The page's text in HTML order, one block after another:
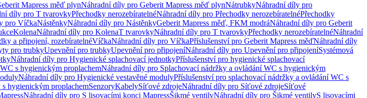
Mapress měď plynNáhradní díly pro Geberit Mapress měď plynNátrubkyNáhradní díly pro
díly pro T tvarovkyPřechodky nerozebíratelnéNáhradní díly pro Přechodky nerozebíratelnéPřechodky
pro VíčkaNástěnkyNáhradní díly pro NástěnkyGeberit Mapress měď, FKM modráNáhradní díly pro Geberit
KolenaNáhradní díly pro KolenaT tvarovkyNáhradní díly pro T tvarovkyPřechodky nerozebíratelnéNáhradní
a připojení, rozebíratelnéVíčkaNáhradní díly pro VíčkaPříslušenství pro Geberit Mapress měďNáhradní díly
pro trubkyUpevnění pro trubkyUpevnění pro připojeníNáhradní díly pro Upevnění pro připojeníSystémová
Náhradní díly pro Hygienické splachovací jednotkyPříslušenství pro hygienické splachovací
s hygienickým proplachemNáhradní díly pro Splachovací nádržky a ovládání WC s hygienickým
Náhradní díly pro Hygienické vestavěné modulyPříslušenství pro splachovací nádržky a ovládání WC s
hygienickým proplachemSenzoryKabelySíťové zdrojeNáhradní díly pro Síťové zdrojeSíťové
Náhradní díly pro S lisovacími konci MapressŠikmé ventilyNáhradní díly pro Šikmé ventilyS lisovacími